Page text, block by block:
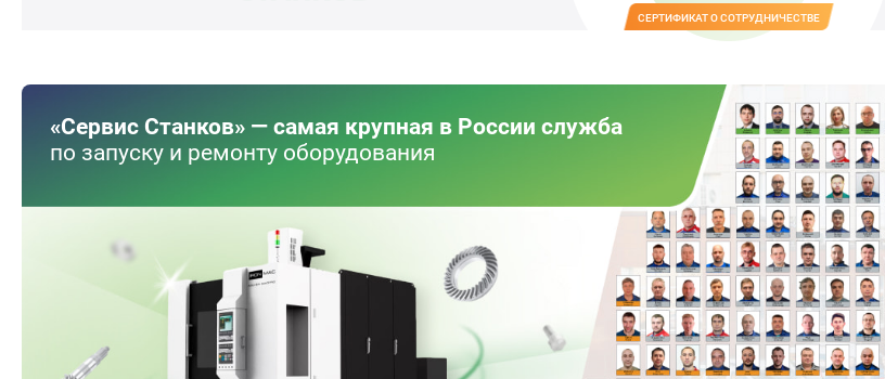
СЕРТИФИКАТ О СОТРУДНИЧЕСТВЕ
«Сервис Станков» — самая крупная в России служба
по запуску и ремонту оборудования